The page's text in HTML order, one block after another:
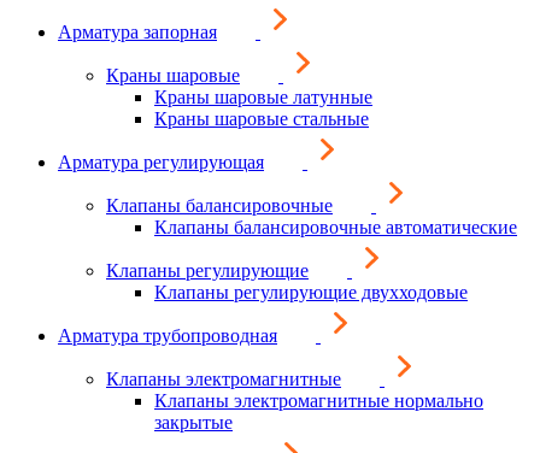
Арматура запорная
Краны шаровые
Краны шаровые латунные
Краны шаровые стальные
Арматура регулирующая
Клапаны балансировочные
Клапаны балансировочные автоматические
Клапаны регулирующие
Клапаны регулирующие двухходовые
Арматура трубопроводная
Клапаны электромагнитные
Клапаны электромагнитные нормально
закрытые